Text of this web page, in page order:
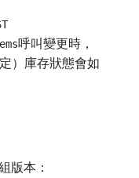
呼叫變更時，
）庫存狀態會如
版本：